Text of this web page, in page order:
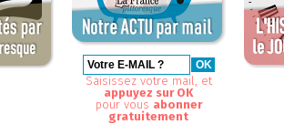
Saisissez votre mail, et
appuyez sur OK
pour vous abonner
gratuitement